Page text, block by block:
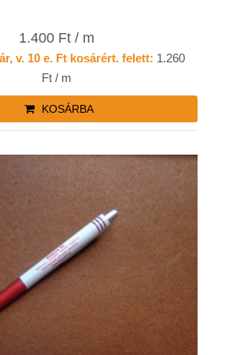
1.400 Ft / m
v. 10 e. Ft kosárért. felett: 1.260
Ft / m
KOSÁRBA